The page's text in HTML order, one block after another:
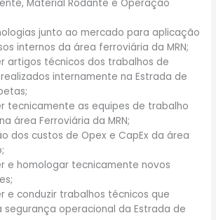
Material Rodante e Operação
junto ao mercado para aplicação
internos da área ferroviária da MRN;
artigos técnicos dos trabalhos de
internamente na Estrada de
tecnicamente as equipes de trabalho
área Ferroviária da MRN;
dos custos de Opex e CapEx da área
e homologar tecnicamente novos
e conduzir trabalhos técnicos que
segurança operacional da Estrada de